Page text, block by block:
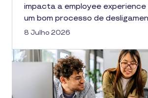
impacta a employee experience
um bom processo de
8 Julho 2026